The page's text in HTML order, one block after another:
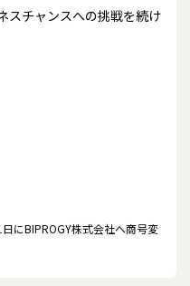
スチャンスへの挑戦を続け
にBIPROGY株式会社へ商号変